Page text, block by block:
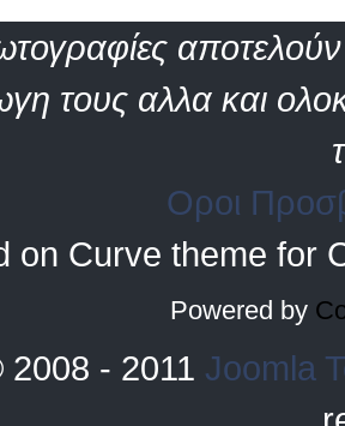
αποτελούν
τους αλλα και
Οροι
on Curve theme for
Powered by
- 2011 Joomla